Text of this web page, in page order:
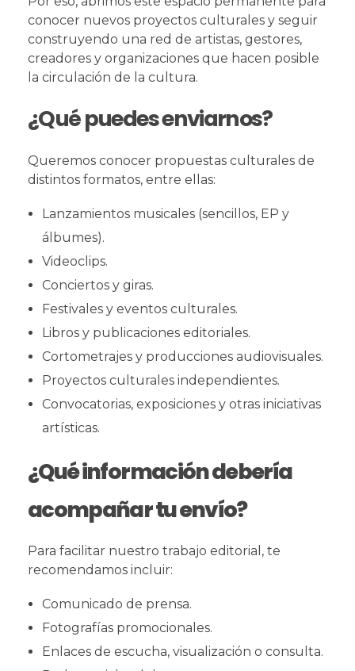
conocer nuevos proyectos culturales y seguir
construyendo una red de artistas, gestores,
creadores y organizaciones que hacen posible
la circulación de la cultura.
¿Qué puedes enviarnos?
Queremos conocer propuestas culturales de
distintos formatos, entre ellas:
Lanzamientos musicales (sencillos, EP y
álbumes).
Videoclips.
Conciertos y giras.
Festivales y eventos culturales.
Libros y publicaciones editoriales.
Cortometrajes y producciones audiovisuales.
Proyectos culturales independientes.
Convocatorias, exposiciones y otras iniciativas
artísticas.
¿Qué información debería
acompañar tu envío?
Para facilitar nuestro trabajo editorial, te
recomendamos incluir:
Comunicado de prensa.
Fotografías promocionales.
Enlaces de escucha, visualización o consulta.